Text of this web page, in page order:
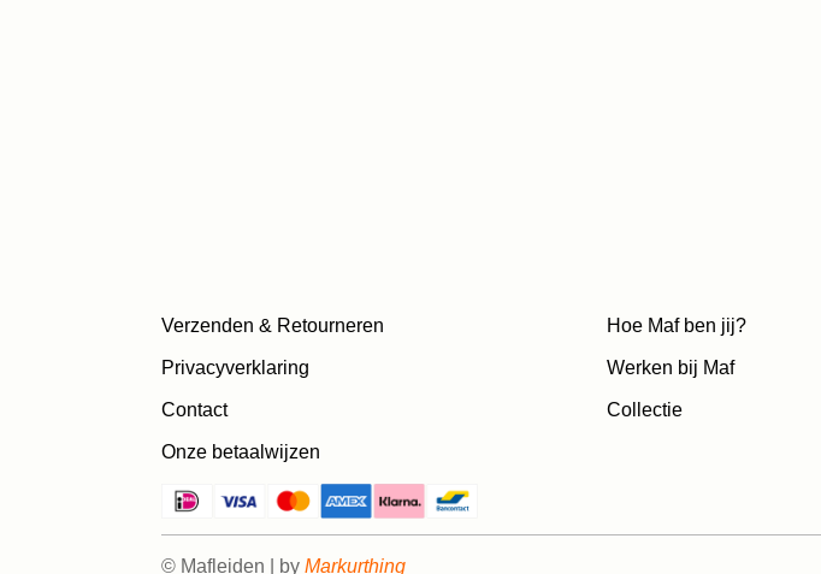
Verzenden & Retourneren
Privacyverklaring
Contact
Onze betaalwijzen
Hoe Maf ben jij?
Werken bij Maf
Collectie
© Mafleiden | byMarkurthing